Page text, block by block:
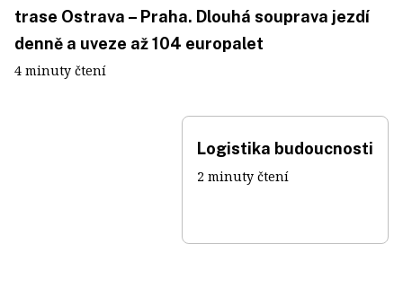
trase Ostrava – Praha. Dlouhá souprava jezdí
denně a uveze až 104 europalet
4 minuty čtení
Logistika budoucnosti
2 minuty čtení